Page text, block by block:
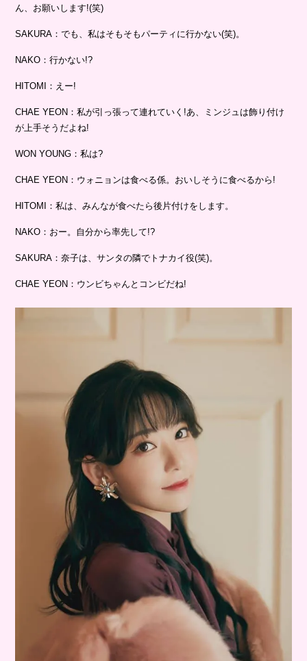
ん、お願いします!(笑)
SAKURA：でも、私はそもそもパーティに行かない(笑)。
NAKO：行かない!?
HITOMI：えー!
CHAE YEON：私が引っ張って連れていく!あ、ミンジュは飾り付け
が上手そうだよね!
WON YOUNG：私は?
CHAE YEON：ウォニョンは食べる係。おいしそうに食べるから!
HITOMI：私は、みんなが食べたら後片付けをします。
NAKO：おー。自分から率先して!?
SAKURA：奈子は、サンタの隣でトナカイ役(笑)。
CHAE YEON：ウンビちゃんとコンビだね!